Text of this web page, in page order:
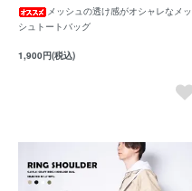
メッシュの透け感がオシャレなメッ
シュトートバッグ
1,900円(税込)